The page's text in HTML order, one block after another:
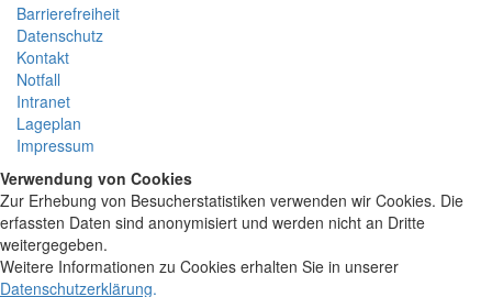
Barrierefreiheit
Datenschutz
Kontakt
Notfall
Intranet
Lageplan
Impressum
Verwendung von Cookies
Zur Erhebung von Besucherstatistiken verwenden wir Cookies. Die
erfassten Daten sind anonymisiert und werden nicht an Dritte
weitergegeben.
Weitere Informationen zu Cookies erhalten Sie in unserer
Datenschutzerklärung.